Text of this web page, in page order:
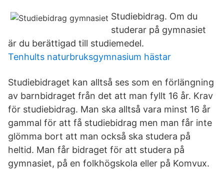
Studiebidrag. Om du
studerar på gymnasiet
är du berättigad till studiemedel.
Tenhults naturbruksgymnasium hästar
Studiebidraget kan alltså ses som en förlängning
av barnbidraget från det att man fyllt 16 år. Krav
för studiebidrag. Man ska alltså vara minst 16 år
gammal för att få studiebidrag men man får inte
glömma bort att man också ska studera på
heltid. Man får bidraget för att studera på
gymnasiet, på en folkhögskola eller på Komvux.